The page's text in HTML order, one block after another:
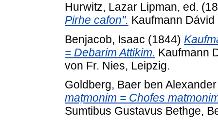
Hurwitz, Lazar Lipman, ed.
Pirhe cafon''. Kaufmann
Benjacob, Isaac (1844)
= Debarim Attikim. Kaufmann
von Fr. Nies, Leipzig.
Goldberg, Baer ben Alexander
maṭmonim = Chofes
Sumtibus Gustavus Bethge,